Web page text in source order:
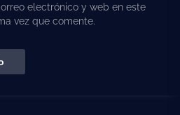
electrónico y web en este
vez que comente.